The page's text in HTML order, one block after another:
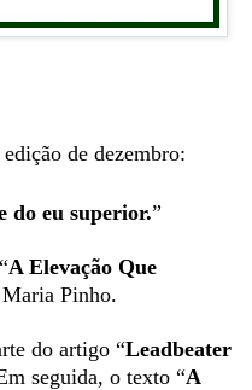
de dezembro:
do eu superior.”
A Elevação Que
Pinho.
do artigo “Leadbeater
seguida, o texto “A